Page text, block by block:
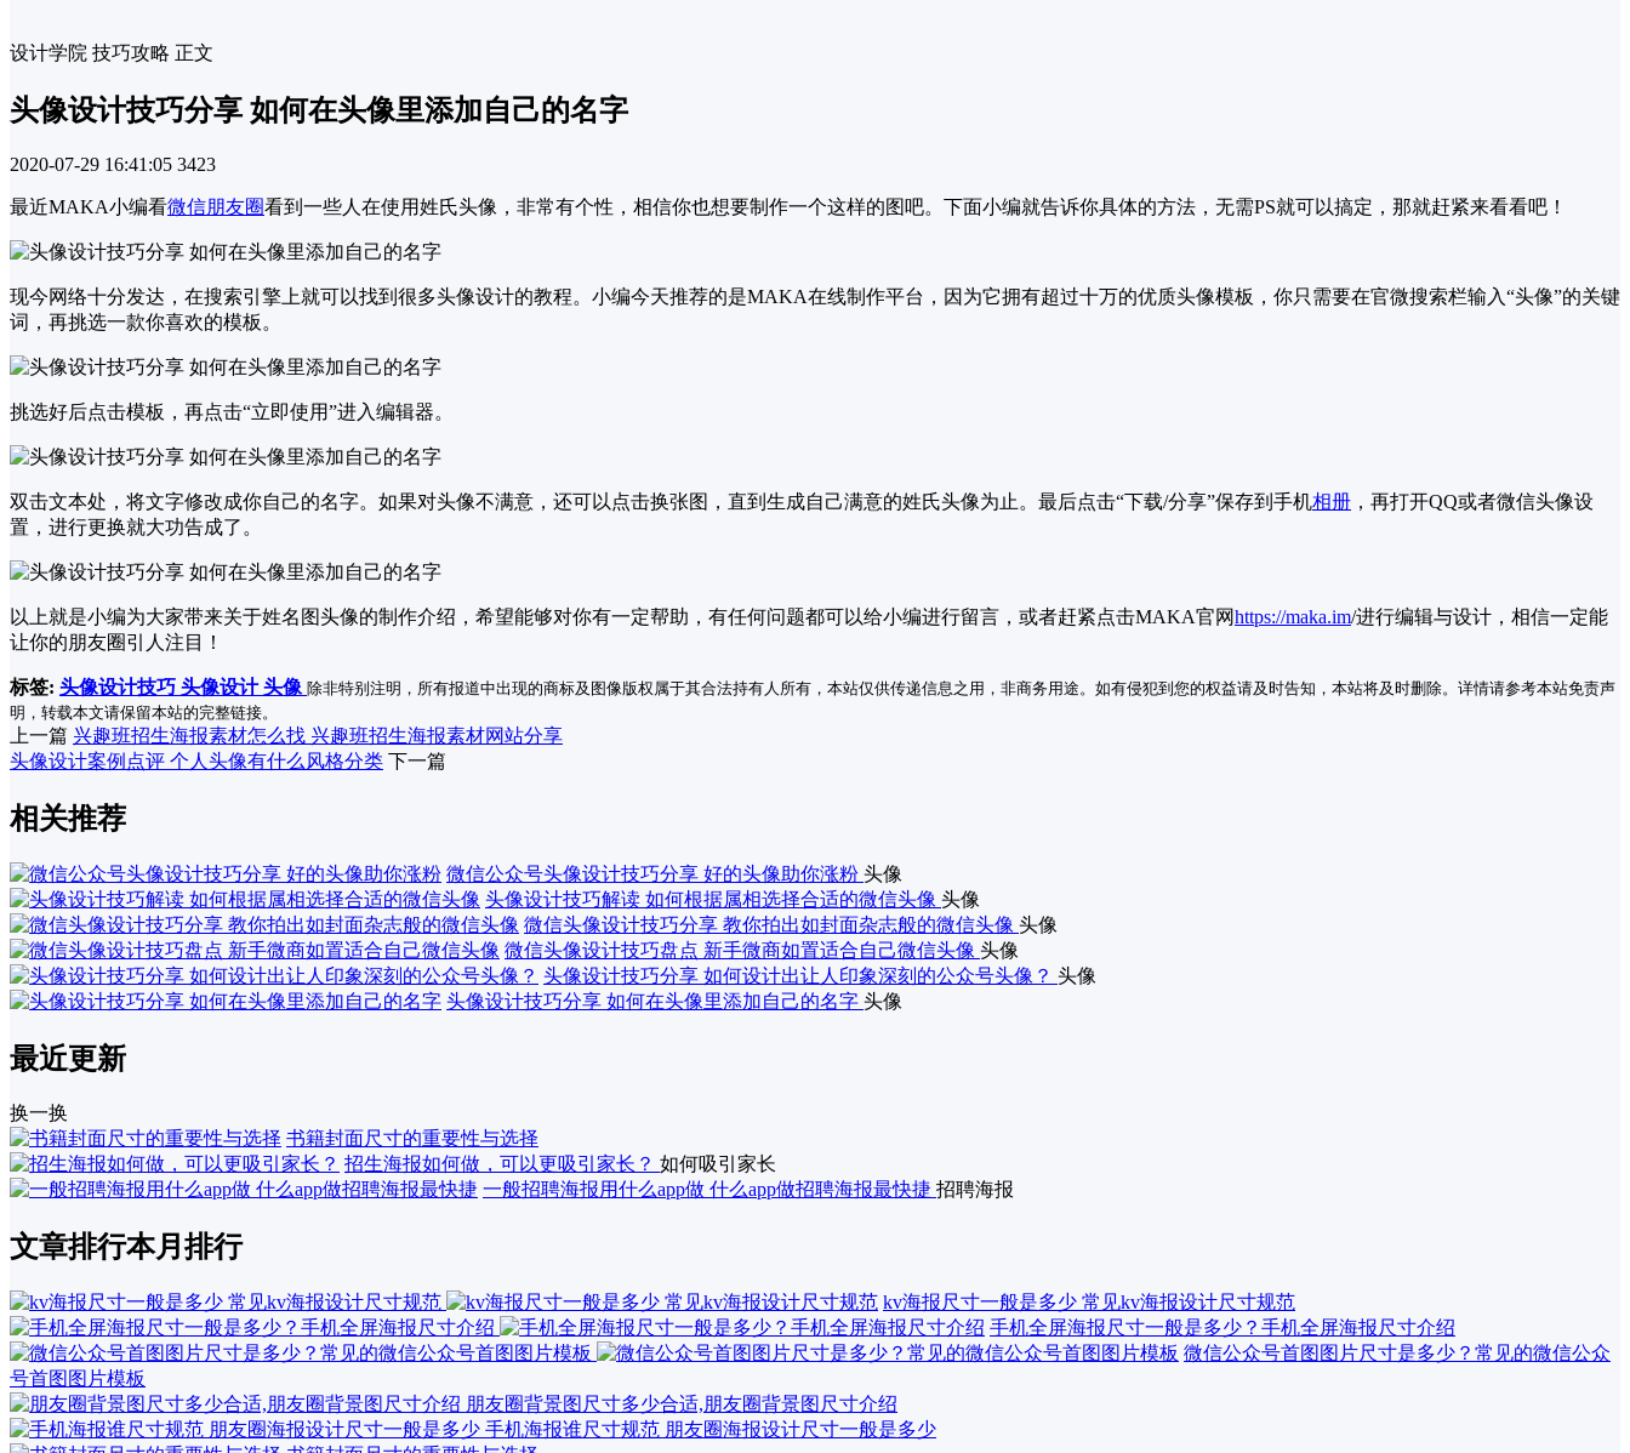
设计学院 技巧攻略 正文
头像设计技巧分享 如何在头像里添加自己的名字
2020-07-29 16:41:05 3423
最近MAKA小编看微信朋友圈看到一些人在使用姓氏头像，非常有个性，相信你也想要制作一个这样的图吧。下面小编就告诉你具体的方法，无需PS就可以搞定，那就赶紧来看看吧！
现今网络十分发达，在搜索引擎上就可以找到很多头像设计的教程。小编今天推荐的是MAKA在线制作平台，因为它拥有超过十万的优质头像模板，你只需要在官微搜索栏输入“头像”的关键
词，再挑选一款你喜欢的模板。
挑选好后点击模板，再点击“立即使用”进入编辑器。
双击文本处，将文字修改成你自己的名字。如果对头像不满意，还可以点击换张图，直到生成自己满意的姓氏头像为止。最后点击“下载/分享”保存到手机相册 ，再打开QQ或者微信头像设
置，进行更换就大功告成了。
以上就是小编为大家带来关于姓名图头像的制作介绍，希望能够对你有一定帮助，有任何问题都可以给小编进行留言，或者赶紧点击MAKA官网https://maka.im/进行编辑与设计，相信一定能
让你的朋友圈引人注目！
标签: 头像设计技巧 头像设计头像 除非特别注明，所有报道中出现的商标及图像版权属于其合法持有人所有，本站仅供传递信息之用，非商务用途。如有侵犯到您的权益请及时告知，本站将及时删除。详情请参考本站免责声
明，转载本文请保留本站的完整链接。
上一篇 兴趣班招生海报素材怎么找 兴趣班招生海报素材网站分享
头像设计案例点评 个人头像有什么风格分类 下一篇
相关推荐
微信公众号头像设计技巧分享 好的头像助你涨粉 头像
头像设计技巧解读 如何根据属相选择合适的微信头像 头像
微信头像设计技巧分享 教你拍出如封面杂志般的微信头像 头像
微信头像设计技巧盘点 新手微商如置适合自己微信头像 头像
头像设计技巧分享 如何设计出让人印象深刻的公众号头像？ 头像
头像设计技巧分享 如何在头像里添加自己的名字 头像
最近更新
换一换
书籍封面尺寸的重要性与选择
招生海报如何做，可以更吸引家长？ 如何吸引家长
一般招聘海报用什么app做 什么app做招聘海报最快捷 招聘海报
文章排行本月排行
kv海报尺寸一般是多少 常见kv海报设计尺寸规范
手机全屏海报尺寸一般是多少？手机全屏海报尺寸介绍
微信公众号首图图片尺寸是多少？常见的微信公众
号首图图片模板
朋友圈背景图尺寸多少合适,朋友圈背景图尺寸介绍
手机海报谁尺寸规范 朋友圈海报设计尺寸一般是多少